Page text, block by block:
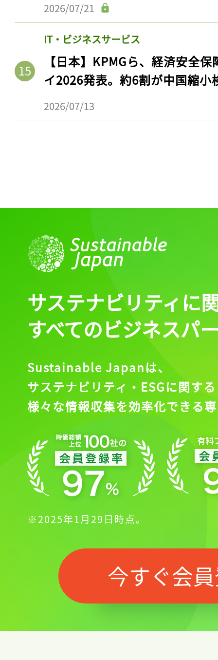
2026/07/21
IT・ビジネスサービス
【日本】KPMGら、経済安全
イ2026発表。約6割が中国縮小
2026/07/13
サステナビリティに
すべてのビジネスパ
Sustainable Japanは、
サステナビリティ・ESGに関する
様々な情報収集を効率化できる
※2025年1月29日時点。
今すぐ会